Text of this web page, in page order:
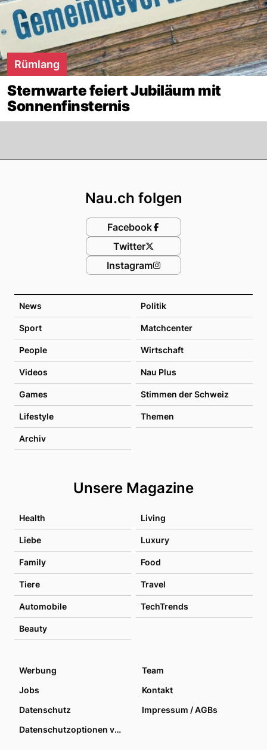
Rümlang
Sternwarte feiert Jubiläum mit
Sonnenfinsternis
News Politik
Sport Matchcenter
People Wirtschaft
Videos Nau Plus
Games Stimmen der Schweiz
Lifestyle Themen
Archiv
Unsere Magazine
Health Living
Liebe Luxury
Family Food
Tiere Travel
Automobile TechTrends
Beauty
Nau.ch folgen
Facebook
Twitter
Instagram
Werbung
Team
Jobs
Kontakt
Datenschutz
Impressum / AGBs
Datenschutzoptionen verwalten